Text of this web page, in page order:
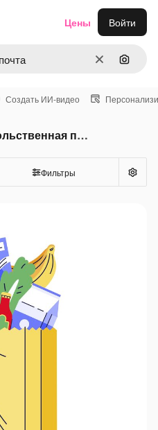
ОчиститьПоиск
Цены Войти
Создать ИИ-видео
PSD По Запросу Продовольственная почта
Фильтры